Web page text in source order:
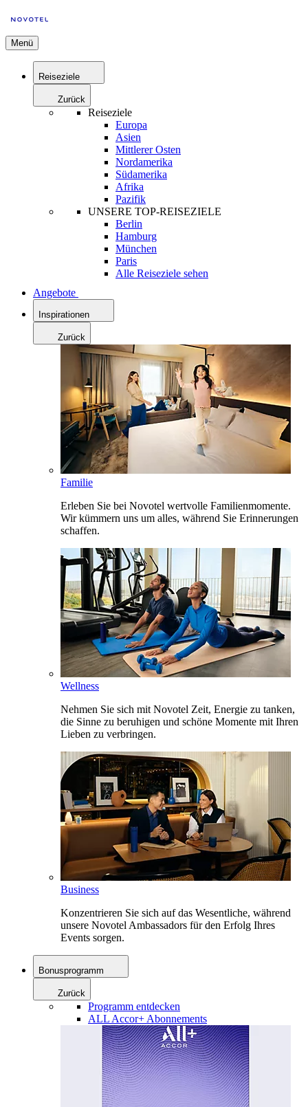
Menü
Reiseziele
Zurück
Reiseziele
Europa
Asien
Mittlerer Osten
Nordamerika
Südamerika
Afrika
Pazifik
UNSERE TOP-REISEZIELE
Berlin
Hamburg
München
Paris
Alle Reiseziele sehen
Angebote
Inspirationen
Zurück
Familie
Erleben Sie bei Novotel wertvolle Familienmomente.
Wir kümmern uns um alles, während Sie Erinnerungen
schaffen.
Wellness
Nehmen Sie sich mit Novotel Zeit, Energie zu tanken,
die Sinne zu beruhigen und schöne Momente mit Ihren
Lieben zu verbringen.
Business
Konzentrieren Sie sich auf das Wesentliche, während
unsere Novotel Ambassadors für den Erfolg Ihres
Events sorgen.
Bonusprogramm
Zurück
Programm entdecken
ALL Accor+ Abonnements